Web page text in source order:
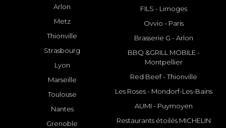
Arlon
Metz
Thionville
Strasbourg
Lyon
Marseille
Toulouse
Nantes
Grenoble
FILS - Limoges
Ovvio - Paris
Brasserie G - Arlon
BBQ &GRILL MOBILE -
Montpellier
Red Beef - Thionville
Les Roses - Mondorf-Les-Bains
AUMI - Puymoyen
Restaurants étoilés MICHELIN